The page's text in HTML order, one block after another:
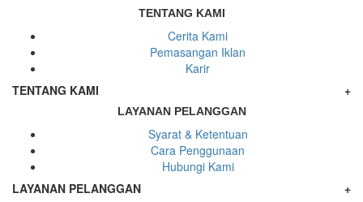
TENTANG KAMI
Cerita Kami
Pemasangan Iklan
Karir
TENTANG KAMI
+
LAYANAN PELANGGAN
Syarat & Ketentuan
Cara Penggunaan
Hubungi Kami
LAYANAN PELANGGAN
+